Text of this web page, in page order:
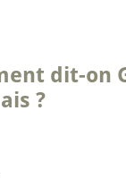
dit-on
?